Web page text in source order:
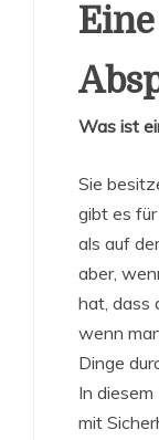
Was ist
Sie
gibt es
als auf
aber,
hat, dass
wenn
Dinge
In
mit